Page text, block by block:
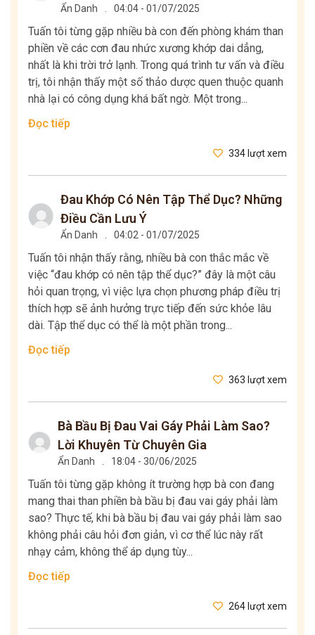
Ẩn Danh 04:04 - 01/07/2025
Tuấn tôi từng gặp nhiều bà con đến phòng khám than
phiền về các cơn đau nhức xương khớp dai dẳng,
nhất là khi trời trở lạnh. Trong quá trình tư vấn và điều
trị, tôi nhận thấy một số thảo dược quen thuộc quanh
nhà lại có công dụng khá bất ngờ. Một trong...
Đọc tiếp
334 lượt xem
Đau Khớp Có Nên Tập Thể Dục? Những
Điều Cần Lưu Ý
Ẩn Danh 04:02 - 01/07/2025
Tuấn tôi nhận thấy rằng, nhiều bà con thắc mắc về
việc “đau khớp có nên tập thể dục?” đây là một câu
hỏi quan trọng, vì việc lựa chọn phương pháp điều trị
thích hợp sẽ ảnh hưởng trực tiếp đến sức khỏe lâu
dài. Tập thể dục có thể là một phần trong...
Đọc tiếp
363 lượt xem
Bà Bầu Bị Đau Vai Gáy Phải Làm Sao?
Lời Khuyên Từ Chuyên Gia
Ẩn Danh 18:04 - 30/06/2025
Tuấn tôi từng gặp không ít trường hợp bà con đang
mang thai than phiền bà bầu bị đau vai gáy phải làm
sao? Thực tế, khi bà bầu bị đau vai gáy phải làm sao
không phải câu hỏi đơn giản, vì cơ thể lúc này rất
nhạy cảm, không thể áp dụng tùy...
Đọc tiếp
264 lượt xem